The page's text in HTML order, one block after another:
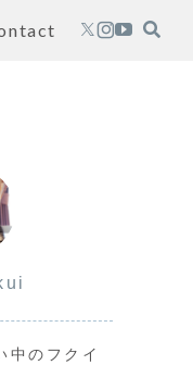
中のフクイ